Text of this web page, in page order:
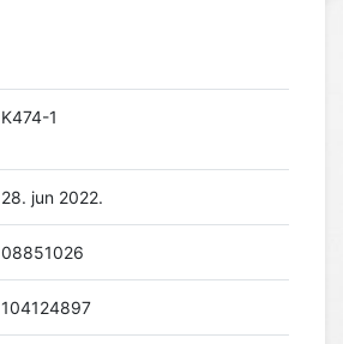
K474-1
28. jun 2022.
08851026
104124897